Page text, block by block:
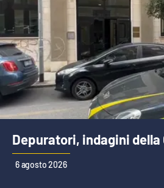
Depuratori, indagini della
6 agosto 2026